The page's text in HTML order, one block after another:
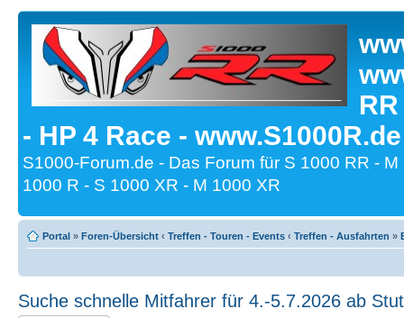
- HP 4 Race -
S1000-Forum.de - Das Forum für S 1000 RR -
1000 R - S 1000 XR - M 1000 XR
Portal » Foren-Übersicht ‹ Treffen - Touren - Events ‹ Treffen - Ausfahrten »
Suche schnelle Mitfahrer für 4.-5.7.2026 ab